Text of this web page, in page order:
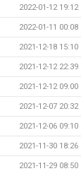
2022-01-12 19:12
2022-01-11 00:08
2021-12-18 15:10
2021-12-12 22:39
2021-12-12 09:00
2021-12-07 20:32
2021-12-06 09:10
2021-11-30 18:26
2021-11-29 08:50